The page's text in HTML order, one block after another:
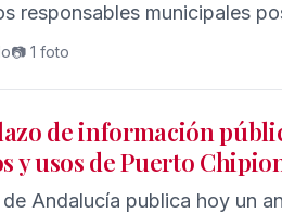
responsables municipales
y de mujeres, haberlo
📷 1 foto
de información
y usos de Puerto
Andalucía publica hoy un